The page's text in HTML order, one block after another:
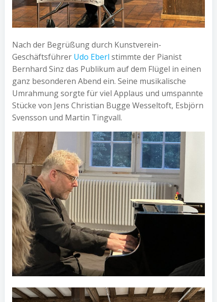
Nach der Begrüßung durch Kunstverein-
Geschäftsführer Udo Eberl stimmte der Pianist
Bernhard Sinz das Publikum auf dem Flügel in einen
ganz besonderen Abend ein. Seine musikalische
Umrahmung sorgte für viel Applaus und umspannte
Stücke von Jens Christian Bugge Wesseltoft, Esbjörn
Svensson und Martin Tingvall.